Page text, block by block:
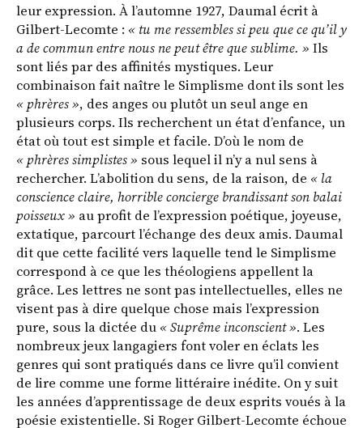
leur expression. À l’automne 1927, Daumal écrit à
Gilbert-Lecomte : « tu me ressembles si peu que ce qu’il y
a de commun entre nous ne peut être que sublime. » Ils
sont liés par des affinités mystiques. Leur
combinaison fait naître le Simplisme dont ils sont les
« phrères », des anges ou plutôt un seul ange en
plusieurs corps. Ils recherchent un état d’enfance, un
état où tout est simple et facile. D’où le nom de
« phrères simplistes » sous lequel il n’y a nul sens à
rechercher. L’abolition du sens, de la raison, de « la
conscience claire, horrible concierge brandissant son balai
poisseux » au profit de l’expression poétique, joyeuse,
extatique, parcourt l’échange des deux amis. Daumal
dit que cette facilité vers laquelle tend le Simplisme
correspond à ce que les théologiens appellent la
grâce. Les lettres ne sont pas intellectuelles, elles ne
visent pas à dire quelque chose mais l’expression
pure, sous la dictée du « Suprême inconscient ». Les
nombreux jeux langagiers font voler en éclats les
genres qui sont pratiqués dans ce livre qu’il convient
de lire comme une forme littéraire inédite. On y suit
les années d’apprentissage de deux esprits voués à la
poésie existentielle. Si Roger Gilbert-Lecomte échoue